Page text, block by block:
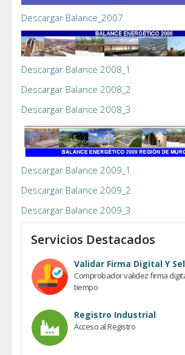
Descargar Balance_2007
Descargar Balance 2008_1
Descargar Balance 2008_2
Descargar Balance 2008_3
Descargar Balance 2009_1
Descargar Balance 2009_2
Descargar Balance 2009_3
Servicios Destacados
Validar Firma Digital Y
Comprobador validez firma
tiempo
Registro Industrial
Acceso al Registro